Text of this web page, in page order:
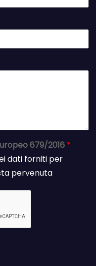
679/2016 *
dati forniti per
pervenuta